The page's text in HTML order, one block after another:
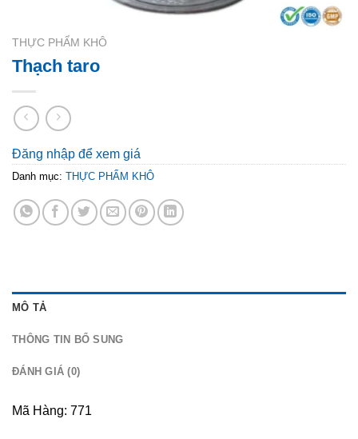
THỰC PHẨM KHÔ
Thạch taro
Đăng nhập để xem giá
Danh mục: THỰC PHẨM KHÔ
MÔ TẢ
THÔNG TIN BỔ SUNG
ĐÁNH GIÁ (0)
Mã Hàng: 771